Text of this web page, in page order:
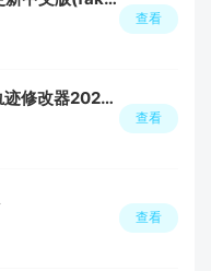
查看
FakeLocation(咕咚轨迹修改器2026插件版)
查看
查看